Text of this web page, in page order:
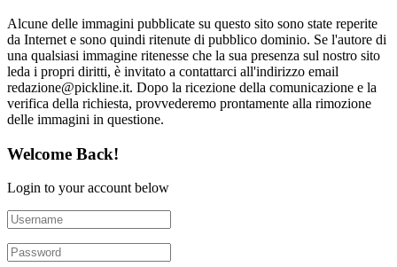
Alcune delle immagini pubblicate su questo sito sono state reperite
da Internet e sono quindi ritenute di pubblico dominio. Se l'autore di
una qualsiasi immagine ritenesse che la sua presenza sul nostro sito
leda i propri diritti, è invitato a contattarci all'indirizzo email
redazione@pickline.it. Dopo la ricezione della comunicazione e la
verifica della richiesta, provvederemo prontamente alla rimozione
delle immagini in questione.
Welcome Back!
Login to your account below